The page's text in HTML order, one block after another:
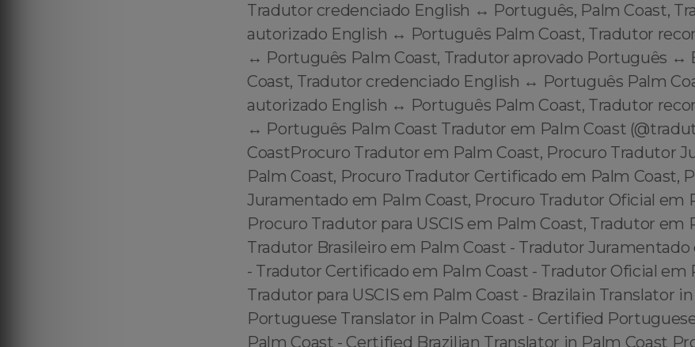
Tradutor credenciado English ↔️ Português, Palm Coast,
autorizado English ↔️ Português Palm Coast, Tradutor
↔️ Português Palm Coast, Tradutor aprovado Português ↔️
Coast, Tradutor credenciado English ↔️ Português Palm
autorizado English ↔️ Português Palm Coast, Tradutor
↔️ Português Palm Coast Tradutor em Palm Coast
CoastProcuro Tradutor em Palm Coast, Procuro Tradutor
Palm Coast, Procuro Tradutor Certificado em Palm Coast,
Juramentado em Palm Coast, Procuro Tradutor Oficial em
Procuro Tradutor para USCIS em Palm Coast, Tradutor em
Tradutor Brasileiro em Palm Coast - Tradutor Juramentado
- Tradutor Certificado em Palm Coast - Tradutor Oficial em
Tradutor para USCIS em Palm Coast - Brazilain Translator
Portuguese Translator in Palm Coast - Certified
Palm Coast - Certified Brazilian Translator in Palm Coast